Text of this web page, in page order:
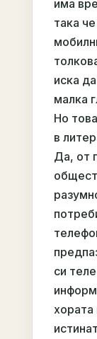
има
така
иска
малка
Но
в
Да, от
си
хората